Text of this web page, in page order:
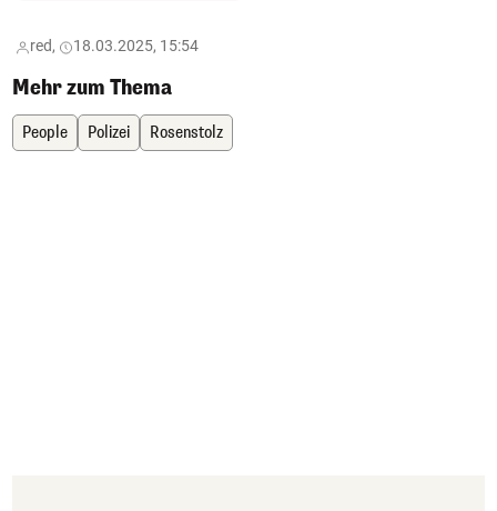
red, 18.03.2025, 15:54
Mehr zum Thema
People Polizei Rosenstolz